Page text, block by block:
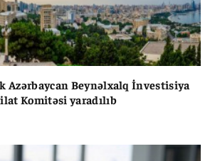
Azərbaycan Beynəlxalq İnvestisiya
Komitəsi yaradılıb